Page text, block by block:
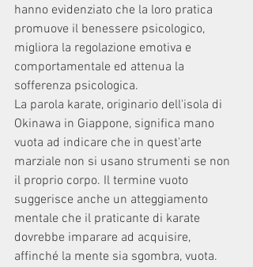
hanno evidenziato che la loro pratica
promuove il benessere psicologico,
migliora la regolazione emotiva e
comportamentale ed attenua la
sofferenza psicologica.
La parola karate, originario dell'isola di
Okinawa in Giappone, significa mano
vuota ad indicare che in quest'arte
marziale non si usano strumenti se non
il proprio corpo. Il termine vuoto
suggerisce anche un atteggiamento
mentale che il praticante di karate
dovrebbe imparare ad acquisire,
affinché la mente sia sgombra, vuota.